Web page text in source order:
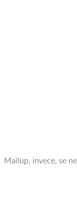
Mailup, invece, se